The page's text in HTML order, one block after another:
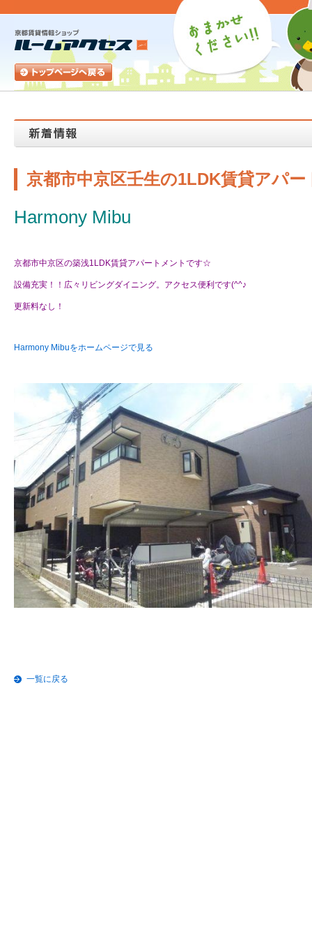
京都市中京区壬生の1LDK賃貸アパ
Harmony Mibu
京都市中京区の築浅1LDK賃貸アパートメントです☆
設備充実！！広々リビングダイニング。アクセス便利です(^^♪
更新料なし！
Harmony Mibuをホームページで見る
一覧に戻る